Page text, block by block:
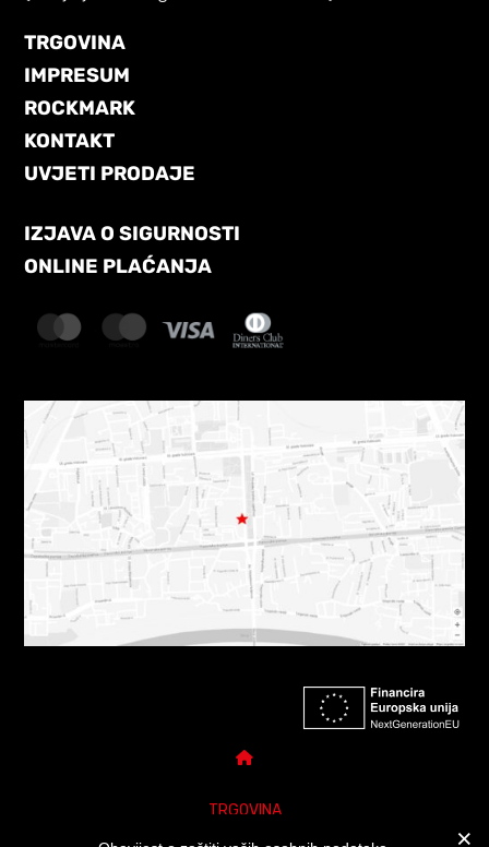
TRGOVINA
IMPRESUM
ROCKMARK
KONTAKT
UVJETI PRODAJE
IZJAVA O SIGURNOSTI
ONLINE PLAĆANJA
TRGOVINA